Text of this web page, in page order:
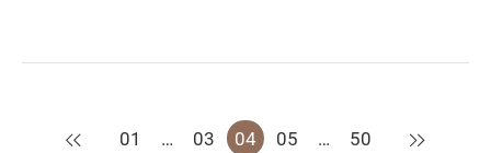
上一頁
01 … 03 04 05 … 50 下一頁